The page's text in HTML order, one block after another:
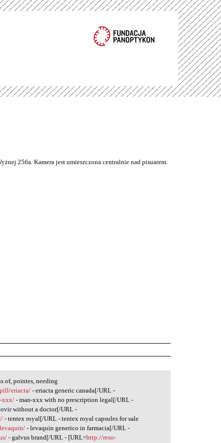
256a. Kamera jest umieszczona centralnie nad pisuarem.
of, pointes, needing
eriacta/ - eriacta generic canada[/URL -
xxx/ - man-xxx with no prescription legal[/URL -
without a doctor[/URL -
- tentex royal[/URL - tentex royal capsules for sale
- levaquin generico in farmacia[/URL -
- galvus brand[/URL - [URL=http://reso-